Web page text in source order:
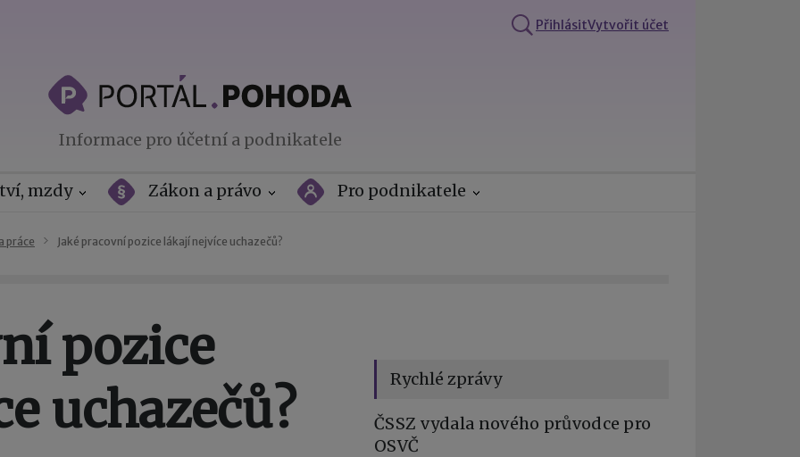
PřihlásitVytvořit účet
Informace pro účetní a podnikatele
mzdy Zákon a právo Pro podnikatele
práce Jaké pracovní pozice lákají nejvíce uchazečů?
pozice
uchazečů?
Rychlé zprávy
ČSSZ vydala nového průvodce pro
OSVČ